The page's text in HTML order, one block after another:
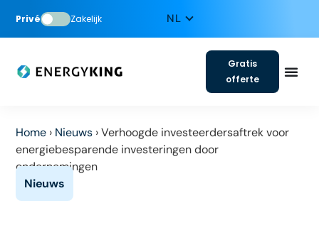
Privé Zakelijk
Gratis
offerte
Home › Nieuws ›Verhoogde investeerdersaftrek voor
energiebesparende investeringen door
ondernemingen